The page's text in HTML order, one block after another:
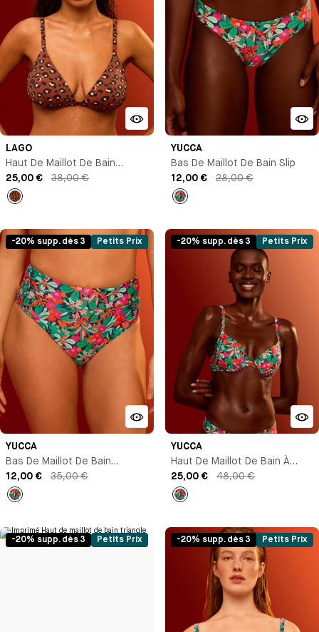
LAGO
Haut De Maillot De Bain
Triangle
25,00 € 38,00 €
YUCCA
Bas De Maillot De Bain Slip
12,00 €
28,00 €
-20% supp. dès 3 Petits Prix
YUCCA
Bas De Maillot De Bain
Culotte Taille Haute
12,00 € 35,00 €
-20% supp. dès 3 Petits Prix
YUCCA
Haut De Maillot De Bain À
Coques
25,00 € 48,00 €
-20% supp. dès 3 Petits Prix -20% supp. dès 3 Petits Prix